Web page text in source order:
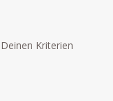
Kriterien